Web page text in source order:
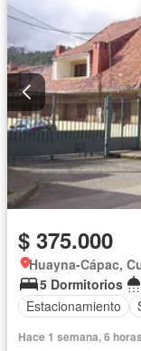
$ 375.000
Huayna-Cápac,
5 Dormitorios
Estacionamiento
Hace 1 semana, 6